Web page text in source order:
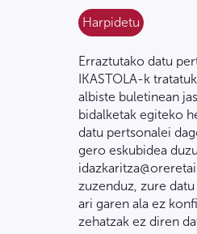
Erraztutako datu
IKASTOLA-k
albiste buletinean
bidalketak egiteko
datu pertsonalei
gero eskubidea duzu,
zuzenduz, zure
ari garen ala ez
zehatzak ez diren